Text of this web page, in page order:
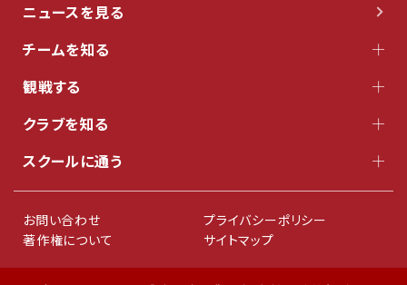
ニュースを見る
チームを知る
観戦する
クラブを知る
スクールに通う
お問い合わせ
プライバシーポリシー
著作権について
サイトマップ